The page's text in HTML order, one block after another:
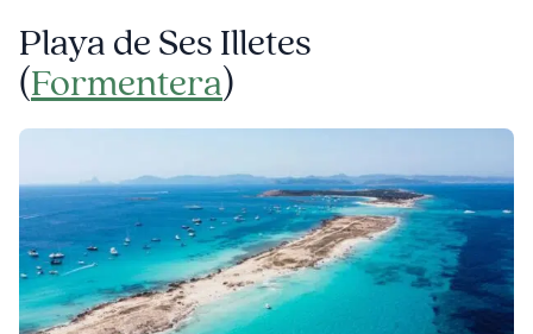
Playa deSes Illetes
(Formentera)